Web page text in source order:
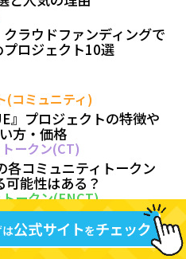
クラウドファンディングで
ロジェクト10選
(コミュニティ)
』プロジェクトの特徴や
方・価格
ークン(CT)
各コミュニティトークン
能性はある？
ークン(FNCT)
トークンエコシステムと
仕組みを解説